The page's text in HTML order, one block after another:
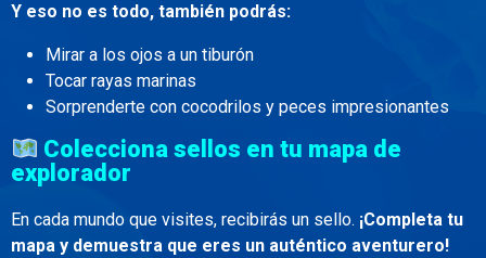
Y eso no es todo, también podrás:
Mirar a los ojos a un tiburón
Tocar rayas marinas
Sorprenderte con cocodrilos y peces impresionantes
Colecciona sellos en tu mapa de
explorador
En cada mundo que visites, recibirás un sello. ¡Completa tu
mapa y demuestra que eres un auténtico aventurero!